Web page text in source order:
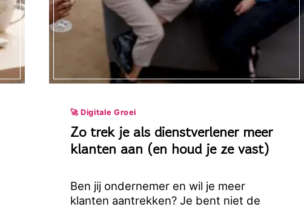
🚀 Digitale Groei
Zo trek je als dienstverlener meer
klanten aan (en houd je ze vast)
Ben jij ondernemer en wil je meer
klanten aantrekken? Je bent niet de